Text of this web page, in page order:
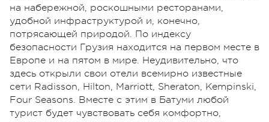
на набережной, роскошными ресторанами,
удобной инфраструктурой и, конечно,
потрясающей природой. По индексу
безопасности Грузия находится на первом месте в
Европе и на пятом в мире. Неудивительно, что
здесь открыли свои отели всемирно известные
сети Radisson, Hilton, Marriott, Sheraton, Kempinski,
Four Seasons. Вместе с этим в Батуми любой
турист будет чувствовать себя комфортно,